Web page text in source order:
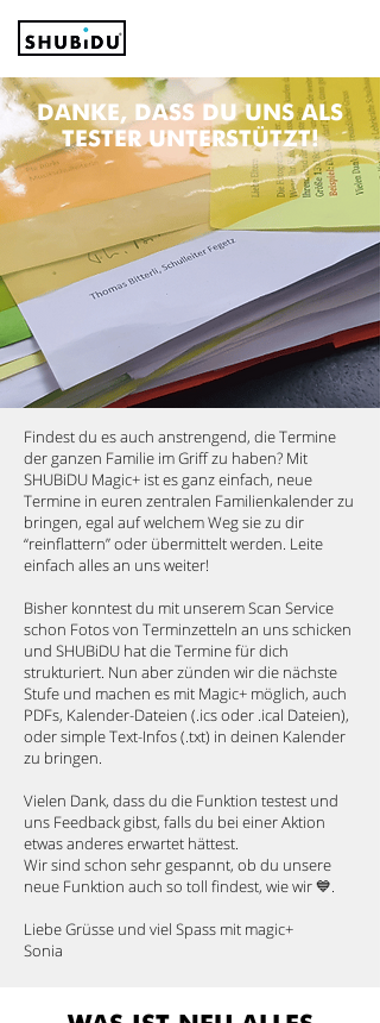
DANKE, DASS DU UNS ALS
TESTER UNTERSTÜTZT!
Findest du es auch anstrengend, die Termine
der ganzen Familie im Griff zu haben? Mit
SHUBiDU Magic+ ist es ganz einfach, neue
Termine in euren zentralen Familienkalender zu
bringen, egal auf welchem Weg sie zu dir
“reinflattern” oder übermittelt werden. Leite
einfach alles an uns weiter!
Bisher konntest du mit unserem Scan Service
schon Fotos von Terminzetteln an uns schicken
und SHUBiDU hat die Termine für dich
strukturiert. Nun aber zünden wir die nächste
Stufe und machen es mit Magic+ möglich, auch
PDFs, Kalender-Dateien (.ics oder .ical Dateien),
oder simple Text-Infos (.txt) in deinen Kalender
zu bringen.
Vielen Dank, dass du die Funktion testest und
uns Feedback gibst, falls du bei einer Aktion
etwas anderes erwartet hättest.
Wir sind schon sehr gespannt, ob du unsere
neue Funktion auch so toll findest, wie wir 💙.
Liebe Grüsse und viel Spass mit magic+​
Sonia